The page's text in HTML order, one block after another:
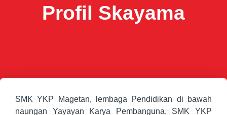
Profil Skayama
SMK YKP Magetan, lembaga Pendidikan di bawah
naungan Yayayan Karya Pembanguna. SMK YKP